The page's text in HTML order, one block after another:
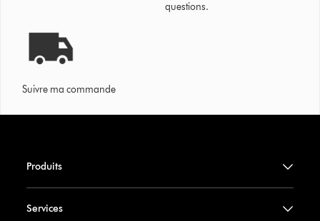
questions.
Suivre ma commande
Produits
Services